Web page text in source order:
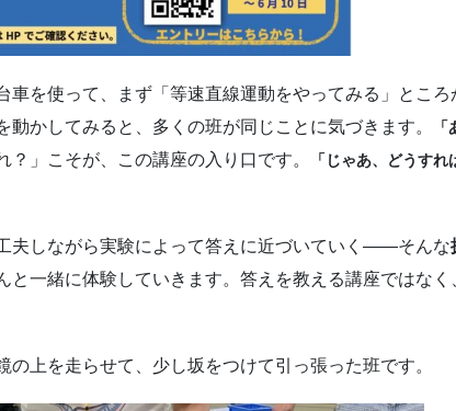
車を使って、まず「等速直線運動をやってみる」ところ
かしてみると、多くの班が同じことに気づきます。
「
？」こそが、この講座の入り口です。
「じゃあ、どうすれ
夫しながら実験によって答えに近づいていく——そんな
と一緒に体験していきます。答えを教える講座ではなく
上を走らせて、少し坂をつけて引っ張った班です。